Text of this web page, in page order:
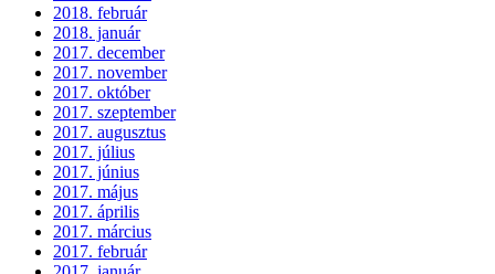
2018. február
2018. január
2017. december
2017. november
2017. október
2017. szeptember
2017. augusztus
2017. július
2017. június
2017. május
2017. április
2017. március
2017. február